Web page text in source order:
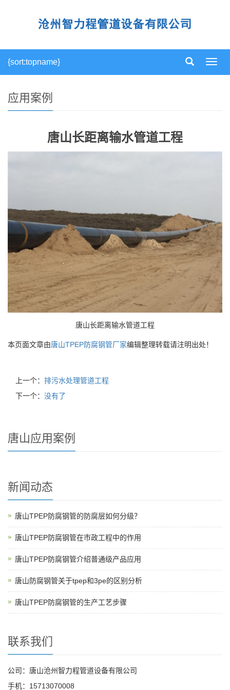
导
{sort:topname}
应用案例
唐山长距离输水管道工程
唐山长距离输水管道工程
本页面文章由唐山TPEP防腐钢管厂家编辑整理转载请注明出处！
上一个： 排污水处理管道工程
下一个： 没有了
唐山应用案例
新闻动态
唐山TPEP防腐钢管的防腐层如何分级？
唐山TPEP防腐钢管在市政工程中的作用
唐山TPEP防腐钢管介绍普通级产品应用
唐山防腐钢管关于tpep和3pe的区别分析
唐山TPEP防腐钢管的生产工艺步骤
联系我们
公司：唐山沧州智力程管道设备有限公司
手机：15713070008